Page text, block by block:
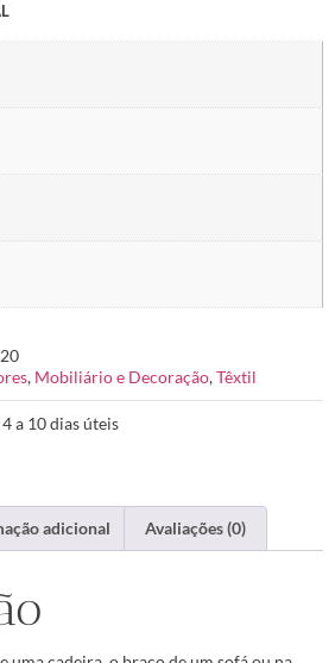
, Mobiliário e Decoração,Têxtil
a 10 dias úteis
adicional Avaliações (0)